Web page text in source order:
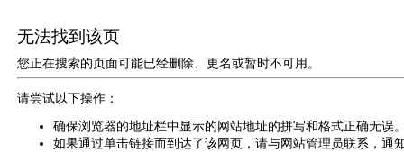
无法找到该页
您正在搜索的页面可能已经删除、更名或暂时不可用。
请尝试以下操作：
确保浏览器的地址栏中显示的网站地址的拼写和格式正确无误
如果通过单击链接而到达了该网页，请与网站管理员联系，通